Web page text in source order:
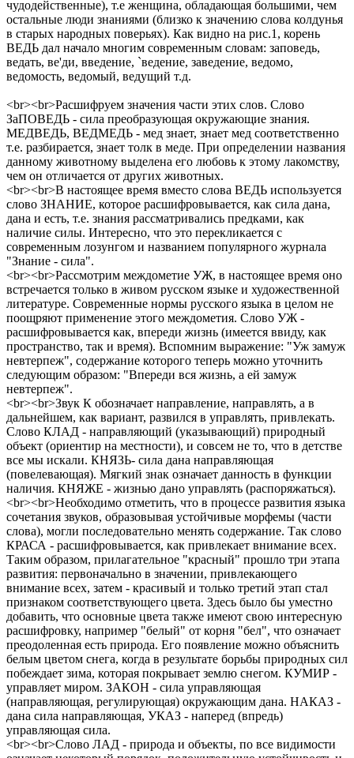
чудодейственные), т.е женщина, обладающая большими, чем
остальные люди знаниями (близко к значению слова колдунья
в старых народных поверьях). Как видно на рис.1, корень
ВЕДЬ дал начало многим современным словам: заповедь,
ведать, ве'ди, введение, `ведение, заведение, ведомо,
ведомость, ведомый, ведущий т.д.
<br><br>Расшифруем значения части этих слов. Слово
ЗаПОВЕДЬ - сила преобразующая окружающие знания.
МЕДВЕДЬ, ВЕДМЕДЬ - мед знает, знает мед соответственно
т.е. разбирается, знает толк в меде. При определении названия
данному животному выделена его любовь к этому лакомству,
чем он отличается от других животных.
<br><br>В настоящее время вместо слова ВЕДЬ используется
слово ЗНАНИЕ, которое расшифровывается, как сила дана,
дана и есть, т.е. знания рассматривались предками, как
наличие силы. Интересно, что это перекликается с
современным лозунгом и названием популярного журнала
"Знание - сила".
<br><br>Рассмотрим междометие УЖ, в настоящее время оно
встречается только в живом русском языке и художественной
литературе. Современные нормы русского языка в целом не
поощряют применение этого междометия. Слово УЖ -
расшифровывается как, впереди жизнь (имеется ввиду, как
пространство, так и время). Вспомним выражение: "Уж замуж
невтерпеж", содержание которого теперь можно уточнить
следующим образом: "Впереди вся жизнь, а ей замуж
невтерпеж".
<br><br>Звук К обозначает направление, направлять, а в
дальнейшем, как вариант, развился в управлять, привлекать.
Слово КЛАД - направляющий (указывающий) природный
объект (ориентир на местности), и совсем не то, что в детстве
все мы искали. КНЯЗЬ- сила дана направляющая
(повелевающая). Мягкий знак означает данность в функции
наличия. КНЯЖЕ - жизнью дано управлять (распоряжаться).
<br><br>Необходимо отметить, что в процессе развития языка
сочетания звуков, образовывая устойчивые морфемы (части
слова), могли последовательно менять содержание. Так слово
КРАСА - расшифровывается, как привлекает внимание всех.
Таким образом, прилагательное "красный" прошло три этапа
развития: первоначально в значении, привлекающего
внимание всех, затем - красивый и только третий этап стал
признаком соответствующего цвета. Здесь было бы уместно
добавить, что основные цвета также имеют свою интересную
расшифровку, например "белый" от корня "бел", что означает
преодоленная есть природа. Его появление можно объяснить
белым цветом снега, когда в результате борьбы природных сил
побеждает зима, которая покрывает землю снегом. КУМИР -
управляет миром. ЗАКОН - сила управляющая
(направляющая, регулирующая) окружающим дана. НАКАЗ -
дана сила направляющая, УКАЗ - наперед (впредь)
управляющая сила.
<br><br>Слово ЛАД - природа и объекты, по все видимости